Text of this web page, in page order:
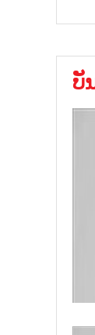
ບັ